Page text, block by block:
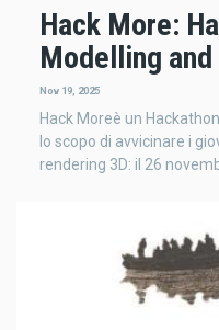
Hack More:
Modelling
Nov 19, 2025
Hack Moreè un
lo scopo di avvicinare i
rendering 3D: il 26